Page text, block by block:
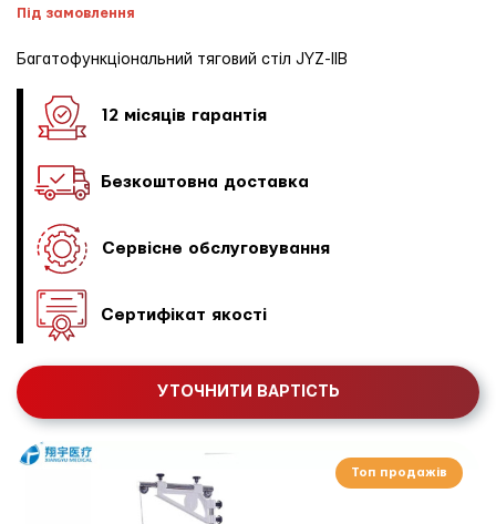
Топ продажів
Під замовлення
Багатофункціональний тяговий стіл JYZ-IIB
12 місяців гарантія
Безкоштовна доставка
Сервісне обслуговування
Сертифікат якості
УТОЧНИТИ ВАРТІСТЬ